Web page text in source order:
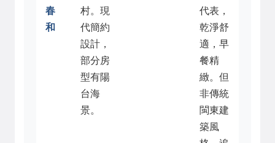
春
和
村。現
代簡約
設計，
部分房
型有陽
台海
景。
代表，
乾淨舒
適，早
餐精
緻。但
非傳統
閩東建
築風